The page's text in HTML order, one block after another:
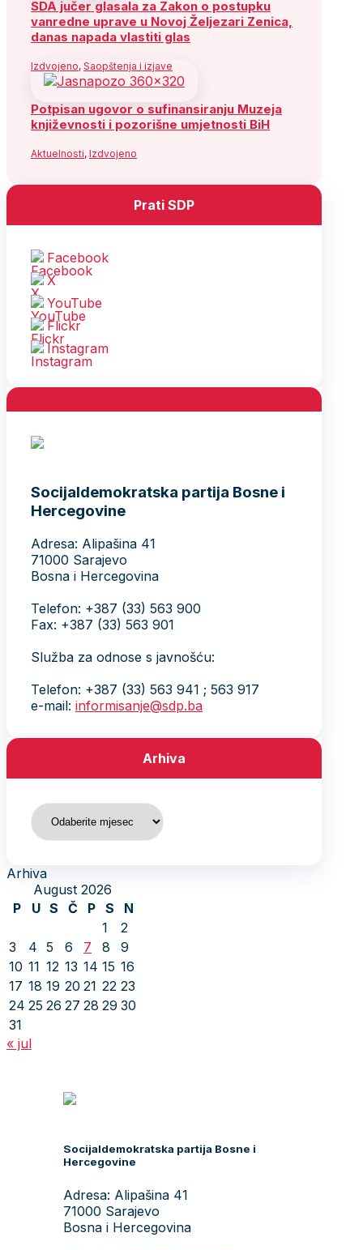
SDA jučer glasala za Zakon o postupku
vanredne uprave u Novoj Željezari Zenica,
danas napada vlastiti glas
Izdvojeno, Saopštenja i izjave
Potpisan ugovor o sufinansiranju Muzeja
književnosti i pozorišne umjetnosti BiH
Aktuelnosti, Izdvojeno
Prati SDP
Facebook
X
YouTube
Flickr
Instagram
Socijaldemokratska partija Bosne i
Hercegovine
Adresa: Alipašina 41
71000 Sarajevo
Bosna i Hercegovina
Telefon: +387 (33) 563 900
Fax: +387 (33) 563 901
Služba za odnose s javnošću:
Telefon: +387 (33) 563 941 ; 563 917
e-mail: informisanje@sdp.ba
Arhiva
Arhiva
Arhiva
August 2026
P
U S Č P S
N
1
2
3
4 5 6 7 8
9
10 11 12 13 14 15 16
17 18 19 20 21 22 23
24 25 26 27 28 29 30
31
« jul
Socijaldemokratska partija Bosne i
Hercegovine
Adresa: Alipašina 41
71000 Sarajevo
Bosna i Hercegovina